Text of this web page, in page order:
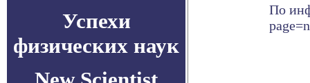
Успехи
физических наук
По